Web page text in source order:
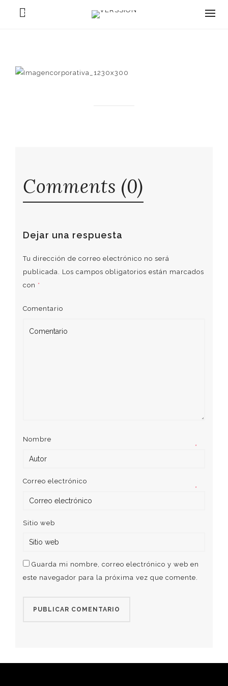
0
Comments (0)
Dejar una respuesta
Tu dirección de correo electrónico no será
publicada.
Los campos obligatorios están marcados
con *
Comentario
Nombre
*
Correo electrónico
*
Sitio web
Guarda mi nombre, correo electrónico y web en
este navegador para la próxima vez que comente.